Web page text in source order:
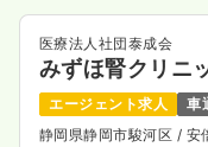
医療法人社団泰成会
みずほ腎クリニ
エージェント求人
車
静岡県静岡市駿河区 / 安